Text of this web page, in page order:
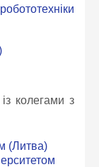
колегами з
(Литва)